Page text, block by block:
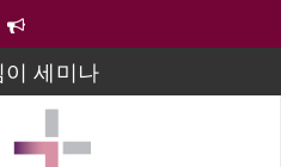
이 세미나
매 졸업연주